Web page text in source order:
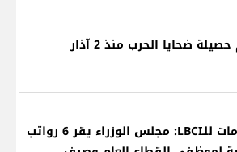
ضحايا الحرب منذ 2 آذار
معلومات للـLBCI: مجلس الوزراء يقر 6 رواتب